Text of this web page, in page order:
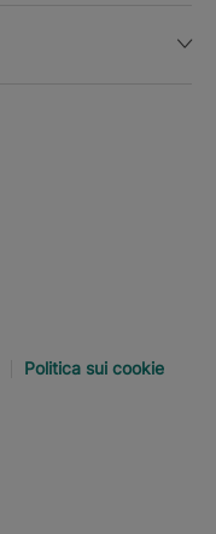
Politica sui cookie